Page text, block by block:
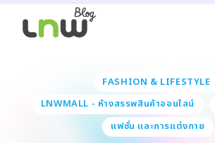
FASHION & LIFESTYLE
LNWMALL - ห้างสรรพสินค้าออนไลน์
แฟชั่น และการแต่งกาย